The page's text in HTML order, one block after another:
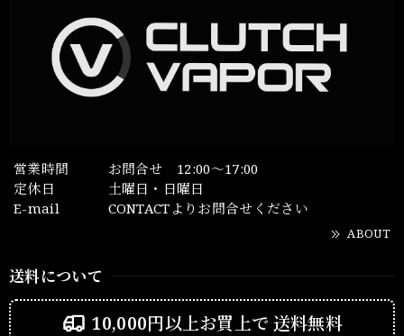
営業時間
お問合せ 12:00～17:00
定休日
土曜日・日曜日
E-mail
CONTACTよりお問合せください
ABOUT
送料について
10,000円以上お買上で送料無料